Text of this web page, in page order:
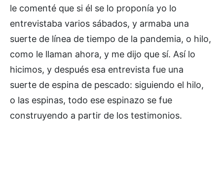
le comenté que si él se lo proponía yo lo
entrevistaba varios sábados, y armaba una
suerte de línea de tiempo de la pandemia, o hilo,
como le llaman ahora, y me dijo que sí. Así lo
hicimos, y después esa entrevista fue una
suerte de espina de pescado: siguiendo el hilo,
o las espinas, todo ese espinazo se fue
construyendo a partir de los testimonios.